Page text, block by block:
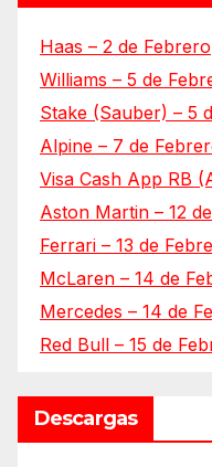
Haas – 2 de Febrero
Williams – 5 de
Stake (Sauber) – 5
Alpine – 7 de
Visa Cash App RB
Aston Martin – 12
Ferrari – 13 de
McLaren – 14 de
Mercedes – 14 de
Red Bull – 15 de
Descargas